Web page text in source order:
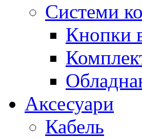
Системи
Кнопки
Аксесуари
Кабель